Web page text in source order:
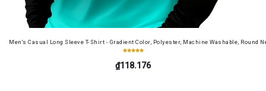
Men's Casual Long Sleeve T-Shirt - Gradient Color, Polyester, Machine Washable, Round
₫118.176